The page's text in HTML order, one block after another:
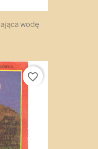
wodę
favorite_border